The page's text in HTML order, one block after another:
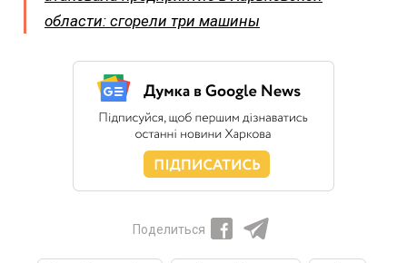
области: сгорели три машины
Поделиться